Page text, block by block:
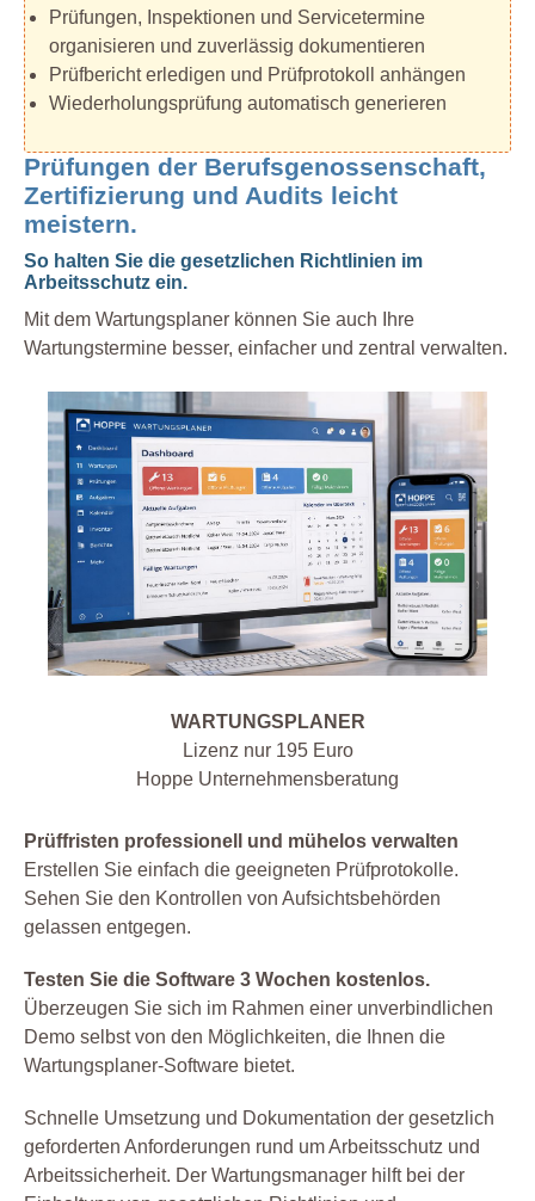
Prüfungen, Inspektionen und Servicetermine
organisieren und zuverlässig dokumentieren
Prüfbericht erledigen und Prüfprotokoll anhängen
Wiederholungsprüfung automatisch generieren
Prüfungen der Berufsgenossenschaft,
Zertifizierung und Audits leicht
meistern.
So halten Sie die gesetzlichen Richtlinien im
Arbeitsschutz ein.
Mit dem Wartungsplaner können Sie auch Ihre
Wartungstermine besser, einfacher und zentral verwalten.
WARTUNGSPLANER
Lizenz nur 195 Euro
Hoppe Unternehmensberatung
Prüffristen professionell und mühelos verwalten
Erstellen Sie einfach die geeigneten Prüfprotokolle.
Sehen Sie den Kontrollen von Aufsichtsbehörden
gelassen entgegen.
Testen Sie die Software 3 Wochen kostenlos.
Überzeugen Sie sich im Rahmen einer unverbindlichen
Demo selbst von den Möglichkeiten, die Ihnen die
Wartungsplaner-Software bietet.
Schnelle Umsetzung und Dokumentation der gesetzlich
geforderten Anforderungen rund um Arbeitsschutz und
Arbeitssicherheit. Der Wartungsmanager hilft bei der